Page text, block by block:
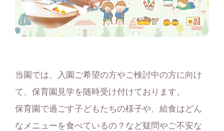
当園では、入園ご希望の方やご検討中の方に向け
て、保育園見学を随時受け付けております。
保育園で過ごす子どもたちの様子や、給食はどん
なメニューを食べているの？など疑問やご不安な